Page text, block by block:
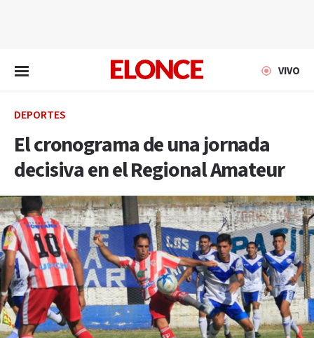
VIVO
DEPORTES
El cronograma de una jornada
decisiva en el Regional Amateur